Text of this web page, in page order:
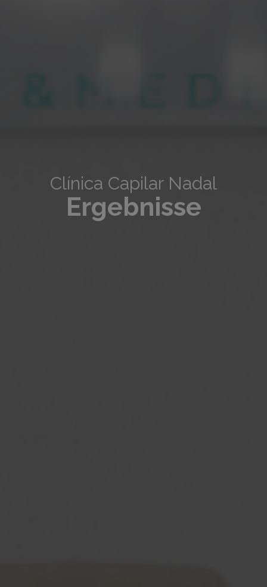
Clínica Capilar Nadal
Ergebnisse